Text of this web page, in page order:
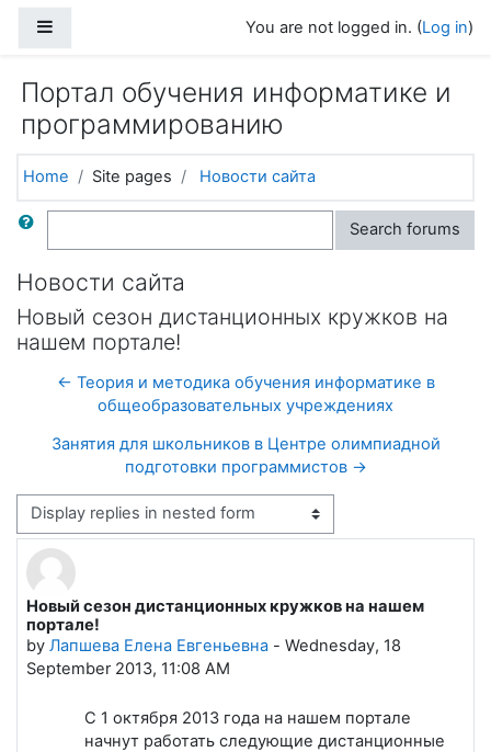
You are not logged in. (Log in)
Портал обучения информатике и
программированию
Home Site pages Новости сайта
Search Search forums
Новости сайта
Новый сезон дистанционных кружков на
нашем портале!
← Теория и методика обучения информатике в
общеобразовательных учреждениях
Занятия для школьников в Центре олимпиадной
подготовки программистов →
Display mode
Новый сезон дистанционных кружков на нашем
портале!
by Лапшева Елена Евгеньевна - Wednesday, 18
September 2013, 11:08 AM
Number of replies: 0
С 1 октября 2013 года на нашем портале
начнут работать следующие дистанционные